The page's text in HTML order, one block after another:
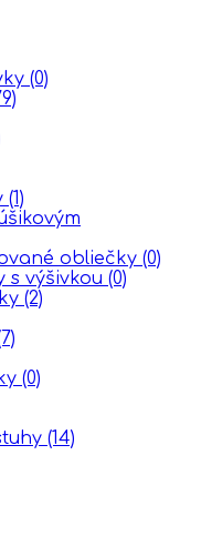
(0)
(1)
obliečky (0)
s výšivkou (0)
(2)
(0)
(14)